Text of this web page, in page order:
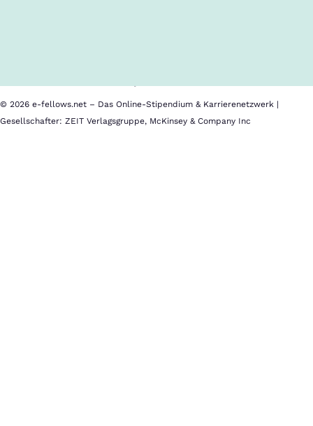
© 2026 e-fellows.net – Das Online-Stipendium & Karrierenetzwerk |
Gesellschafter: ZEIT Verlagsgruppe, McKinsey & Company Inc